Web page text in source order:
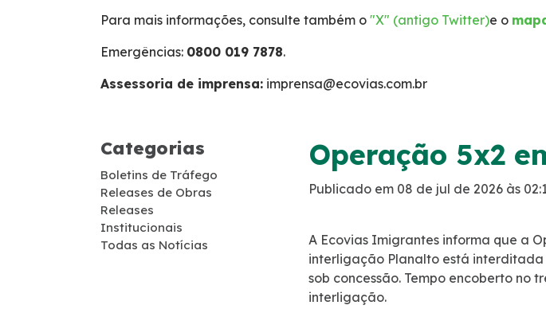
Faixa de Domínio
Carta ao Usuário
Para mais informações, consulte também o "X" (antigo Twitter)e o
Emergências: 0800 019 7878.
Assessoria de imprensa: imprensa@ecovias.com.br
Categorias
Boletins de Tráfego
Releases de Obras
Releases
Institucionais
Todas as Notícias
Operação 5x2
Publicado em 08 de jul de 2026 às
A Ecovias Imigrantes informa que a
interligação Planalto está interditada
sob concessão. Tempo encoberto no
interligação.